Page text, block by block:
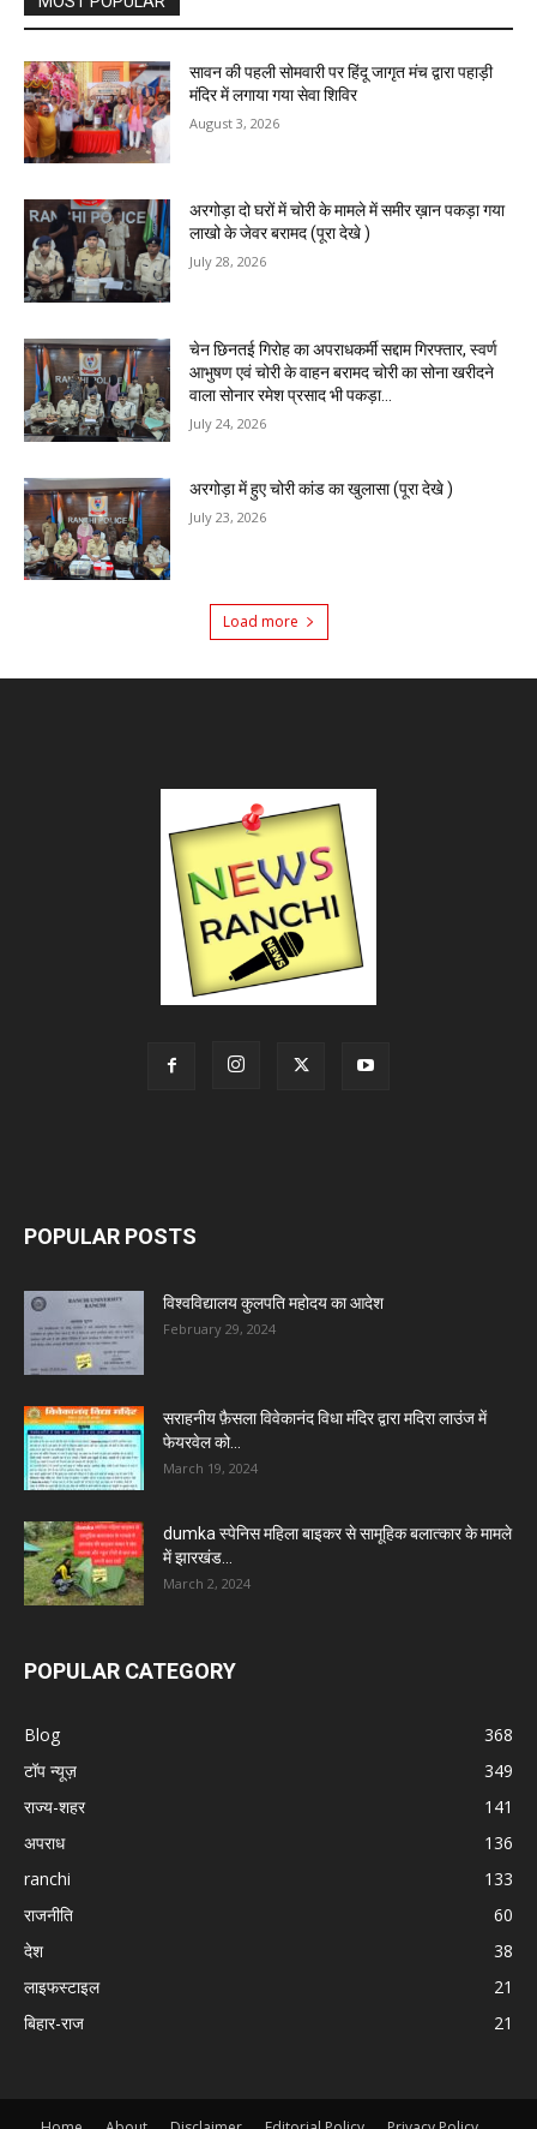
सावन की पहली सोमवारी पर हिंदू जागृत मंच द्वारा पहाड़ी
मंदिर में लगाया गया सेवा शिविर
August 3, 2026
अरगोड़ा दो घरों में चोरी के मामले में समीर ख़ान पकड़ा गया
लाखो के जेवर बरामद (पूरा देखे )
July 28, 2026
चेन छिनतई गिरोह का अपराधकर्मी सद्दाम गिरफ्तार, स्वर्ण
आभुषण एवं चोरी के वाहन बरामद चोरी का सोना खरीदने
वाला सोनार रमेश प्रसाद भी पकड़ा...
July 24, 2026
अरगोड़ा में हुए चोरी कांड का खुलासा (पूरा देखे )
July 23, 2026
Load more
POPULAR POSTS
विश्वविद्यालय कुलपति महोदय का आदेश
February 29, 2024
सराहनीय फ़ैसला विवेकानंद विधा मंदिर द्वारा मदिरा लाउंज में
फेयरवेल को...
March 19, 2024
dumka स्पेनिस महिला बाइकर से सामूहिक बलात्कार के मामले
में झारखंड...
March 2, 2024
POPULAR CATEGORY
Blog
368
टॉप न्यूज़
349
राज्य-शहर
141
अपराध
136
ranchi
133
राजनीति
60
देश
38
लाइफस्टाइल
21
बिहार-राज
21